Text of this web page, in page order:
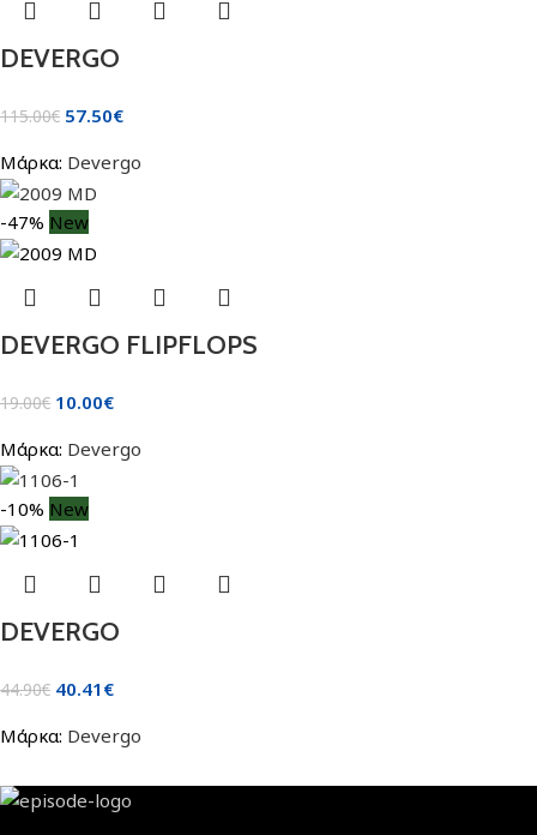
DEVERGO
115.00€ 57.50€
Μάρκα: Devergo
-47% New
DEVERGO FLIPFLOPS
19.00€ 10.00€
Μάρκα: Devergo
-10% New
DEVERGO
44.90€ 40.41 €
Μάρκα: Devergo